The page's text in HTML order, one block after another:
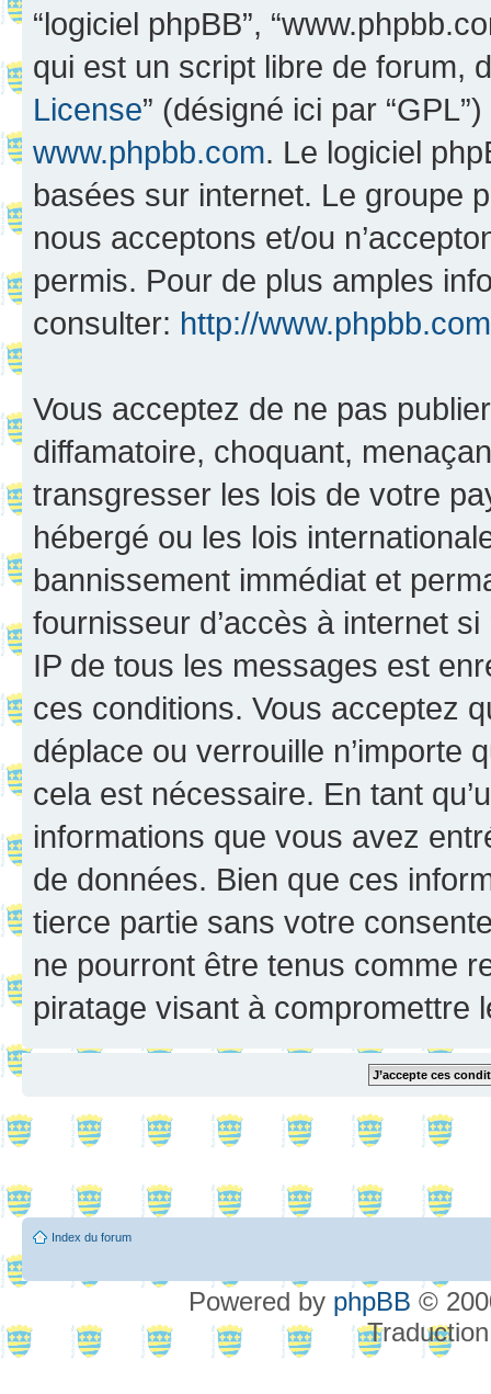
“logiciel phpBB”,
qui est un script libre de forum,
License” (désigné ici par
www.phpbb.com. Le logiciel
basées sur internet. Le groupe
nous acceptons et/ou
permis. Pour de plus amples
consulter: http://
Vous acceptez de ne pas
diffamatoire, choquant,
transgresser les lois de votre
hébergé ou les lois
bannissement immédiat et
fournisseur d’accès à internet
IP de tous les messages est
ces conditions. Vous acceptez
déplace ou verrouille n’importe
cela est nécessaire. En tant
informations que vous avez
de données. Bien que ces
tierce partie sans votre
ne pourront être tenus comme
piratage visant à compromettre
Index du forum
Powered by phpBB ©